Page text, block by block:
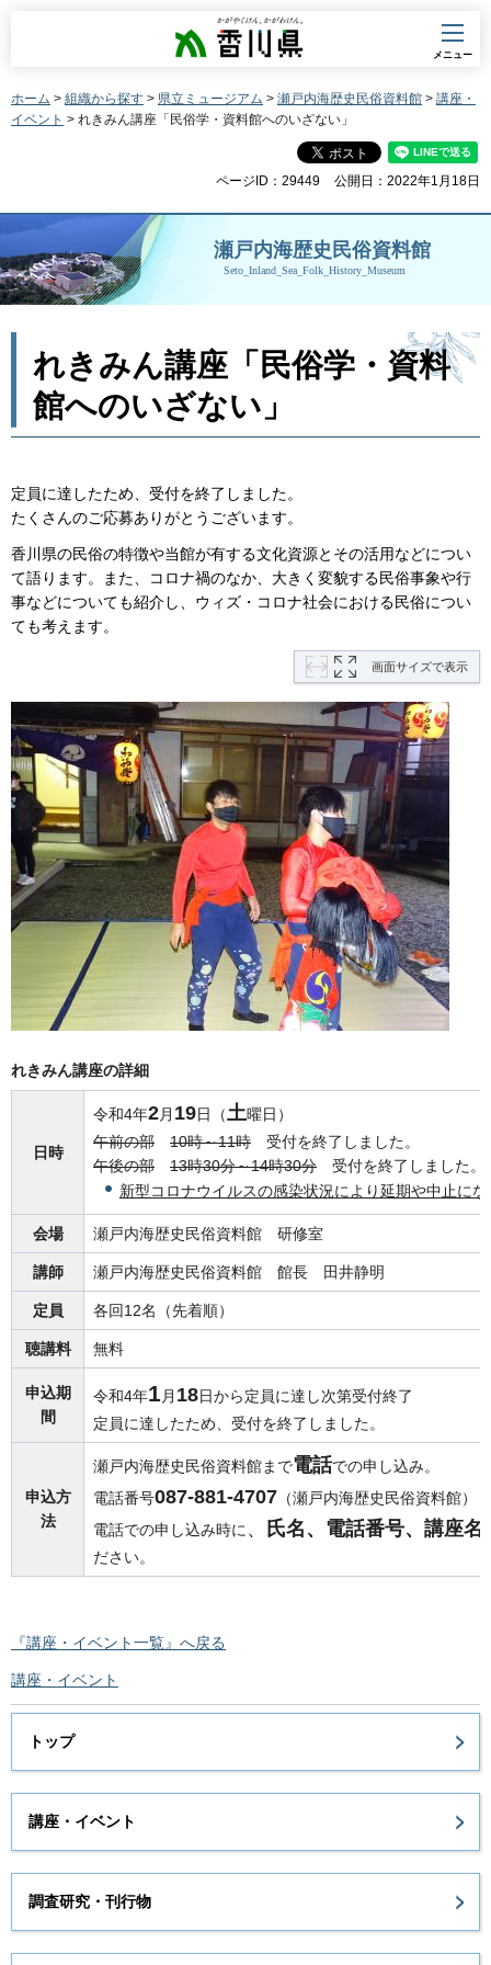
香川県
メニュー
ホーム > 組織から探す > 県立ミュージアム > 瀬戸内海歴史民俗資料館 > 講座・
イベント > れきみん講座「民俗学・資料館へのいざない」
ページID：29449 公開日：2022年1月18日
瀬戸内海歴史民俗資料館
Seto_Inland_Sea_Folk_History_Museum
れきみん講座「民俗学・資料
館へのいざない」
定員に達したため、受付を終了しました。
たくさんのご応募ありがとうございます。
香川県の民俗の特徴や当館が有する文化資源とその活用などについ
て語ります。また、コロナ禍のなか、大きく変貌する民俗事象や行
事などについても紹介し、ウィズ・コロナ社会における民俗につい
ても考えます。
画面サイズで表示
れきみん講座の詳細
日時
令和4年2月 19日（土曜日）
午前の部
10時～11時 受付を終了しました。
午後の部
13時30分～14時30分 受付を終了しました。
新型コロナウイルスの感染状況により延期や中止に
会場 瀬戸内海歴史民俗資料館 研修室
講師 瀬戸内海歴史民俗資料館 館長 田井静明
定員 各回12名（先着順）
聴講料 無料
申込期
間
令和4年1月 18日から定員に達し次第受付終了
定員に達したため、受付を終了しました。
申込方
法
瀬戸内海歴史民俗資料館まで電話での申し込み。
電話番号087-881-4707 （瀬戸内海歴史民俗資料館）
電話での申し込み時に、 氏名、電話番号、講座
ださい。
『講座・イベント一覧』へ戻る
講座・イベント
トップ
講座・イベント
調査研究・刊行物